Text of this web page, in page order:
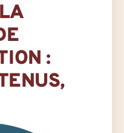
: